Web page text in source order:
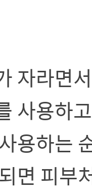
자라면
사용하
용하는
면 피부